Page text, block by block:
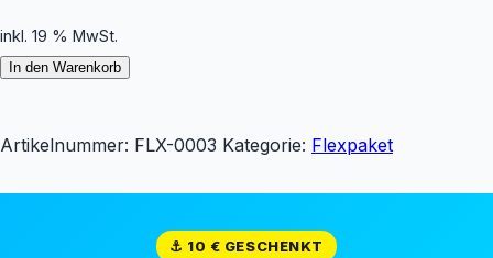
inkl. 19 % MwSt.
In den Warenkorb
Artikelnummer: FLX-0003 Kategorie: Flexpaket
⚓ 10 € GESCHENKT